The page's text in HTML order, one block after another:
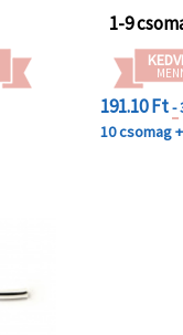
1-9
191.10 Ft-
10 csomag +